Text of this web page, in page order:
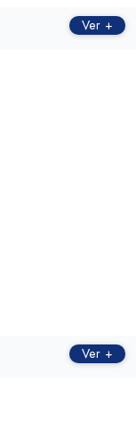
Ver +
Ver +